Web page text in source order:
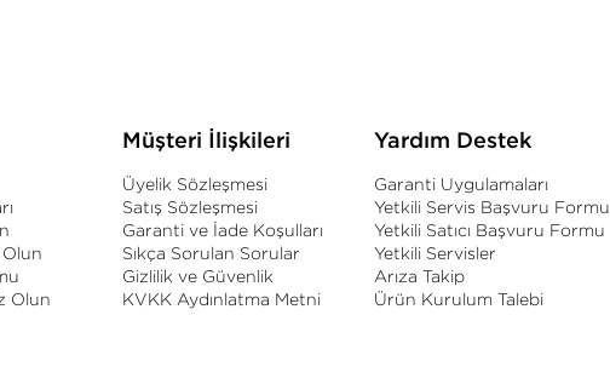
Olun
Olun
Müşteri İlişkileri
Üyelik Sözleşmesi
Satış Sözleşmesi
Garanti ve İade Koşulları
Sıkça Sorulan Sorular
Gizlilik ve Güvenlik
KVKK Aydınlatma Metni
Yardım Destek
Garanti Uygulamaları
Yetkili Servis Başvuru Formu
Yetkili Satıcı Başvuru Formu
Yetkili Servisler
Arıza Takip
Ürün Kurulum Talebi